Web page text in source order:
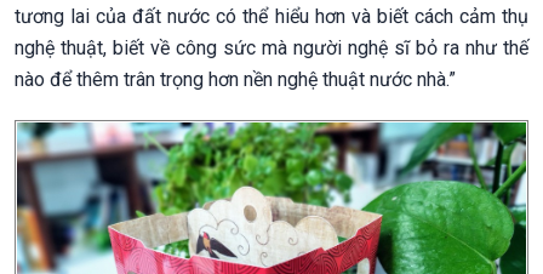
tương lai của đất nước có thể hiểu hơn và biết cách cảm thụ
nghệ thuật, biết về công sức mà người nghệ sĩ bỏ ra như thế
nào để thêm trân trọng hơn nền nghệ thuật nước nhà.”